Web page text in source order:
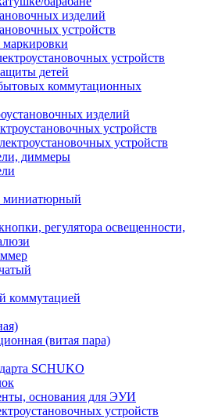
изделий
устройств
устройств
детей
коммутационных
изделий
устройств
устройств
диммеры
миниатюрный
регулятора освещенности,
коммутацией
(витая пара)
SCHUKO
основания для ЭУИ
устройств